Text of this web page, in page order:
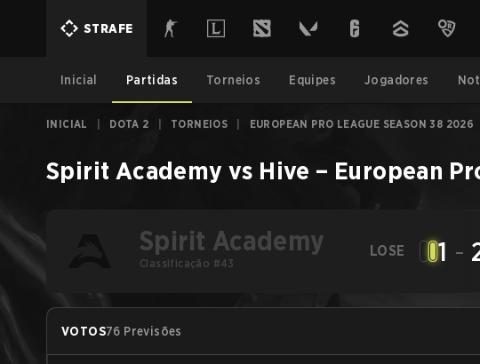
STRAFE
Inicial Partidas Torneios Equipes Jogadores
INICIAL DOTA 2 TORNEIOS EUROPEAN PRO LEAGUE SEASON 38 2026
Spirit Academy vs Hive – European
Spirit Academy
Classificação #43
LOSE 1 -
VOTOS76 Previsões